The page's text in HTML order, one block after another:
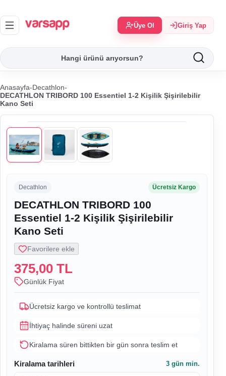
Üye Ol Giriş Yap
Anasayfa-Decathlon-
DECATHLON TRIBORD 100 Essentiel 1-2 Kişilik Şişirilebilir
Kano Seti
Decathlon Ücretsiz Kargo
DECATHLON TRIBORD 100
Essentiel 1-2 Kişilik Şişirilebilir
Kano Seti
Favorilere ekle
375,00 TL
Günlük Fiyat
Ücretsiz kargo ve kontrollü teslimat
İhtiyaç halinde süreni uzat
Kiralama süren bittikten bir gün sonra teslim et
Kiralama tarihleri 3 gün min.